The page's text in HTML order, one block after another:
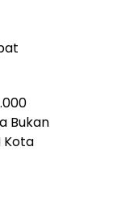
Bukan
Kota